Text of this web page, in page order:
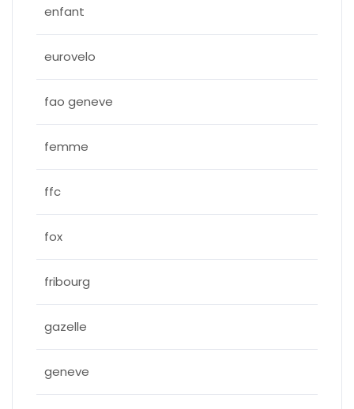
enfant
eurovelo
fao geneve
femme
ffc
fox
fribourg
gazelle
geneve